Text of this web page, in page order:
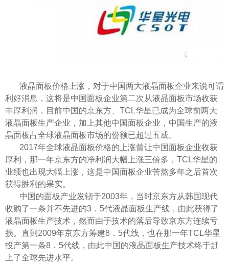
液晶面板价格上涨，对于中国两大液晶面板企业来说可谓
利好消息，这将是中国面板企业第二次从液晶面板市场收获
丰厚利润，目前中国的京东方、 TCL华星已成为全球前两大
液晶面板生产企业，加上其他中国面板企业，中国生产的液
晶面板占全球液晶面板市场的份额已超过五成。
2017年全球液晶面板价格的上涨曾让中国面板企业收获
厚利，那一年京东方的净利润大幅上涨三倍多，TCL华星的
业绩也出现大幅上涨，这是中国面板企业苦熬多年之后首次
获得胜利的果实。
中国的面板产业发轫于2003年，当时京东方从韩国现代
收购了一条并不先进的3．5代液晶面板生产线，由此获得了
液晶面板生产技术，然而由于技术的落后导致京东方连续亏
损。直到2009年京东方筹建8．5代线，也在那一年TCL华星
投产第一条8．5代线，由此中国的液晶面板生产技术终于赶
上了全球先进水平。